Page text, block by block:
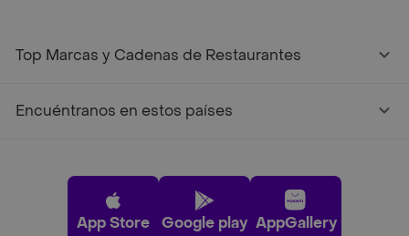
Top Marcas y Cadenas de Restaurantes
Encuéntranos en estos países
App Store Google play AppGallery